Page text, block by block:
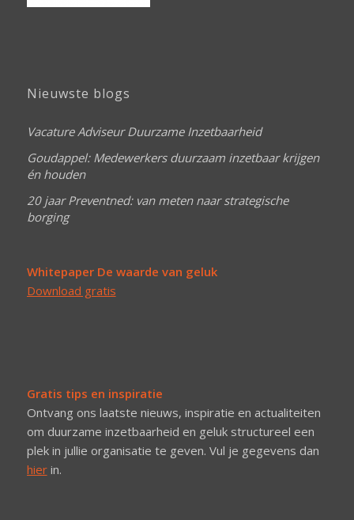
Nieuwste blogs
Vacature Adviseur Duurzame Inzetbaarheid
Goudappel: Medewerkers duurzaam inzetbaar krijgen
én houden
20 jaar Preventned: van meten naar strategische
borging
Whitepaper De waarde van geluk
Download gratis
Gratis tips en inspiratie
Ontvang ons laatste nieuws, inspiratie en actualiteiten
om duurzame inzetbaarheid en geluk structureel een
plek in jullie organisatie te geven. Vul je gegevens dan
hierin.